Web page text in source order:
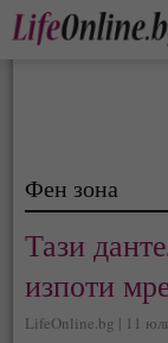
Фен зона
Тази
изпоти
LifeOnline.bg | 11